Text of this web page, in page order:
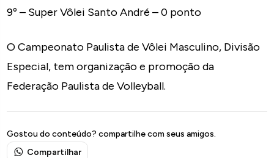
9º – Super Vôlei Santo André – 0 ponto
O Campeonato Paulista de Vôlei Masculino, Divisão
Especial, tem organização e promoção da
Federação Paulista de Volleyball.
Gostou do conteúdo? compartilhe com seus amigos.
Compartilhar